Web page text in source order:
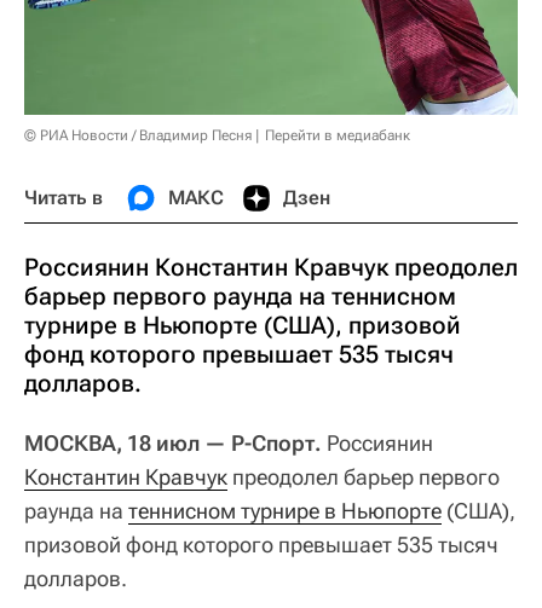
© РИА Новости / Владимир Песня Перейти в медиабанк
Читать в МАКС Дзен
Россиянин Константин Кравчук преодолел
барьер первого раунда на теннисном
турнире в Ньюпорте (США), призовой
фонд которого превышает 535 тысяч
долларов.
МОСКВА, 18 июл — Р-Спорт. Россиянин
Константин Кравчук преодолел барьер первого
раунда на теннисном турнире в Ньюпорте (США),
призовой фонд которого превышает 535 тысяч
долларов.